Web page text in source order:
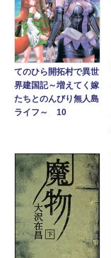
てのひら開拓村で異世
界建国記～増えてく嫁
たちとのんびり無人島
ライフ～ 10